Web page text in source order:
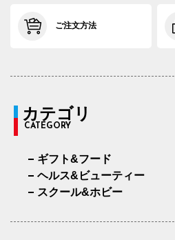
ご注文方法
カテゴリ
CATEGORY
ギフト&フード
ヘルス&ビューティー
スクール&ホビー